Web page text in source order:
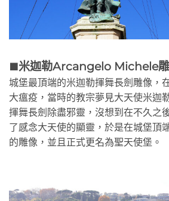
🟫米迦勒Arcangelo Michele
城堡最頂端的米迦勒揮舞長劍雕像，
大瘟疫，當時的教宗夢見大天使米迦
揮舞長劍除盡邪靈，沒想到在不久之
了感念大天使的顯靈，於是在城堡頂
的雕像，並且正式更名為聖天使堡。